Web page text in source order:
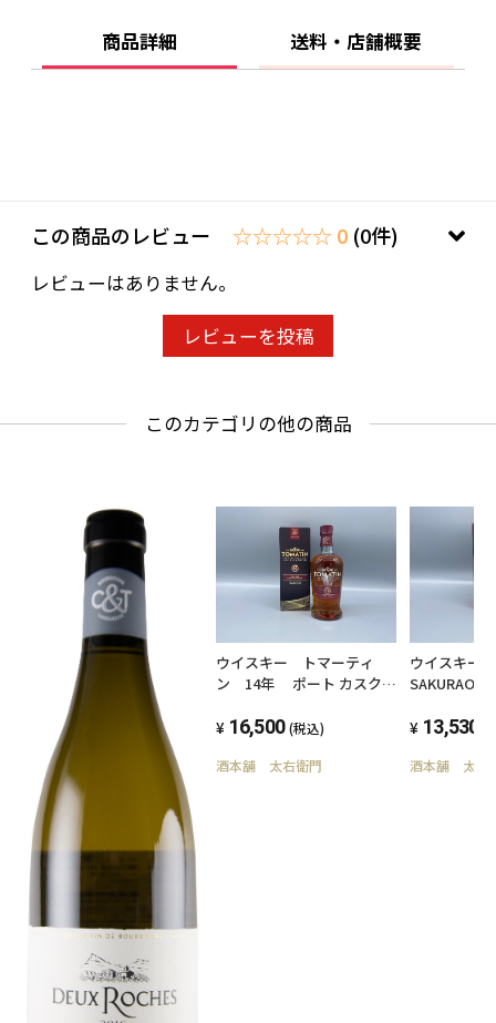
焼き鳥を出す居酒屋さんでも大変好評です。
タレの効いたウナギのかば焼きと合わせてもお
20歳未満の飲酒は法律で禁止されています。当
りません。
ご購入時、「ご注文手続き」画面の「お問い合
わせ欄」に、生年月日を必ず入力してくださ
ことよりモール会員で生年月日登録済みの方
商品詳細 送料・店舗概要
この商品のレビュー ☆☆☆☆☆ 0 (0件)
レビューはありません。
レビューを投稿
このカテゴリの他の商品
ウイスキー トマーティ
ン 14年 ポート カスク
イスキー
16,500 (税込)
酒本舗 太右衛門
ウイスキ
SAKURAO
モルトジャ
13,530
酒本舗 太右